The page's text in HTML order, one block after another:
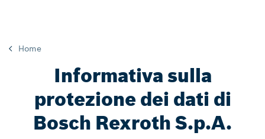
Home
Informativa sulla
protezione dei dati di
Bosch Rexroth S.p.A.